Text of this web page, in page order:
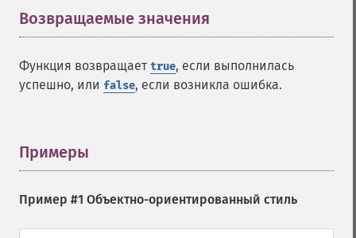
Возвращаемые значения
Функция возвращает true, если выполнилась
успешно, или false, если возникла ошибка.
Примеры
Пример #1 Объектно-ориентированный стиль